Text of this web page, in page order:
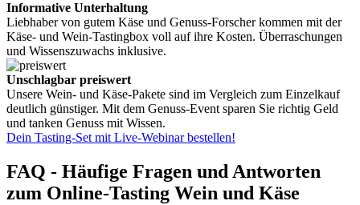
Informative Unterhaltung
Liebhaber von gutem Käse und Genuss-Forscher kommen mit der
Käse- und Wein-Tastingbox voll auf ihre Kosten. Überraschungen
und Wissenszuwachs inklusive.
Unschlagbar preiswert
Unsere Wein- und Käse-Pakete sind im Vergleich zum Einzelkauf
deutlich günstiger. Mit dem Genuss-Event sparen Sie richtig Geld
und tanken Genuss mit Wissen.
Dein Tasting-Set mit Live-Webinar bestellen!
FAQ - Häufige Fragen und Antworten
zum Online-Tasting Wein und Käse